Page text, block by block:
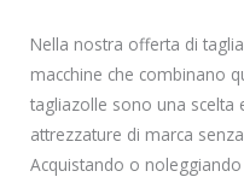
Nella nostra offerta di
macchine che combinano
tagliazolle sono una scelta
attrezzature di marca
Acquistando o